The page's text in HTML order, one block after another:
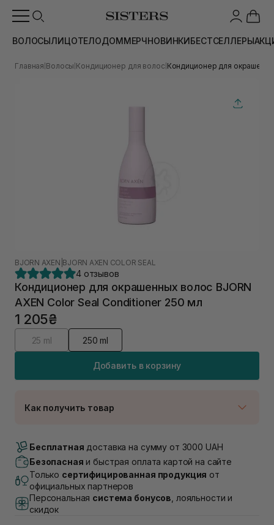
ВОЛОСЫЛИЦОТЕЛОДОММЕРЧНОВИНКИБЕСТСЕЛЛЕРЫ
Главная Волосы Кондиционер для волос Кондиционер для
BJORN AXEN BJORN AXEN COLOR SEAL
4 отзывов
Кондиционер для окрашенных волос BJORN
AXEN Color Seal Conditioner 250 мл
1 205₴
25 ml 250 ml
Добавить в корзину
Как получить товар
В наличии
Самовывоз г. Луцк, Винниченка 4
Самовывоз г. Львов, ул. Академика Подстригача,
1В (Duck's Lake)
Бесплатная доставка на сумму от 3000 UAH
Безопасная и быстрая оплата картой на сайте
Только сертифицированная продукция от
официальных партнеров
Персональная система бонусов , лояльности и
скидок